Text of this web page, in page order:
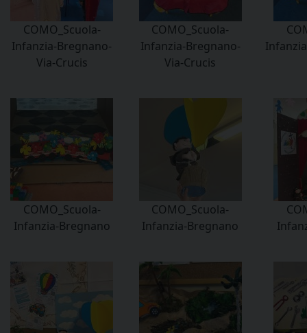
COMO_Scuola-
Infanzia-Bregnano-
Via-Crucis
COMO_Scuola-
Infanzia-Bregnano-
Via-Crucis
COMO_Scuola-
Infanzia-Bregnano
COMO_Scuola-
Infanzia-Bregnano